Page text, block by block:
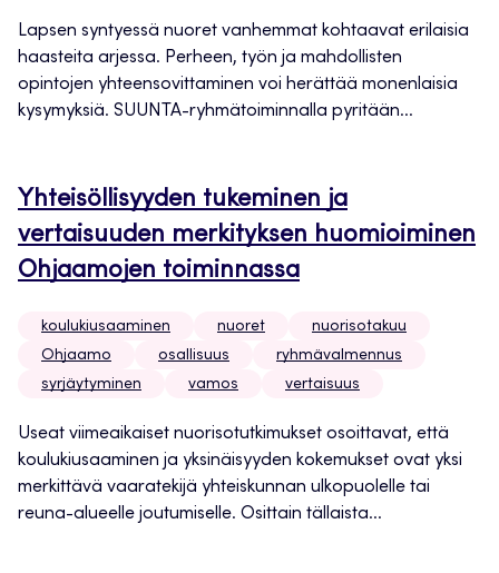
Lapsen syntyessä nuoret vanhemmat kohtaavat erilaisia
haasteita arjessa. Perheen, työn ja mahdollisten
opintojen yhteensovittaminen voi herättää monenlaisia
kysymyksiä. SUUNTA-ryhmätoiminnalla pyritään...
Yhteisöllisyyden tukeminen ja
vertaisuuden merkityksen huomioiminen
Ohjaamojen toiminnassa
koulukiusaaminen nuoret
nuorisotakuu
Ohjaamo
osallisuus
ryhmävalmennus
syrjäytyminen
vamos vertaisuus
Useat viimeaikaiset nuorisotutkimukset osoittavat, että
koulukiusaaminen ja yksinäisyyden kokemukset ovat yksi
merkittävä vaaratekijä yhteiskunnan ulkopuolelle tai
reuna-alueelle joutumiselle. Osittain tällaista...